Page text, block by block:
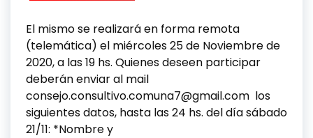
El mismo se realizará en forma remota
(telemática) el miércoles 25 de Noviembre de
2020, a las 19 hs. Quienes deseen participar
deberán enviar al mail
consejo.consultivo.comuna7@gmail.com los
siguientes datos, hasta las 24 hs. del día sábado
21/11: *Nombre y